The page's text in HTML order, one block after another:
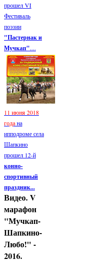
прошел VI
Фестиваль
поэзии
"Пастернак и
Мучкап"....
11 июня 2018
годана
ипподроме села
Шапкино
прошел 12-й
конно-
спортивный
праздник...
Видео. V
марафон
"Мучкап-
Шапкино-
Любо!" -
2016.